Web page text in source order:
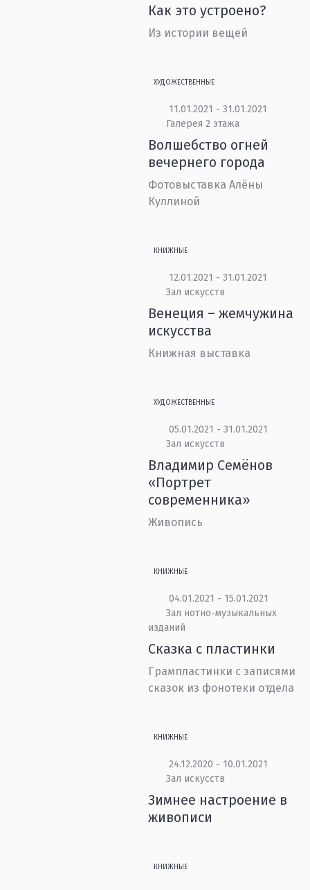
Как это устроено?
Из истории вещей
ХУДОЖЕСТВЕННЫЕ
11.01.2021 - 31.01.2021
Галерея 2 этажа
Волшебство огней
вечернего города
Фотовыставка Алёны
Куллиной
КНИЖНЫЕ
12.01.2021 - 31.01.2021
Зал искусств
Венеция – жемчужина
искусства
Книжная выставка
ХУДОЖЕСТВЕННЫЕ
05.01.2021 - 31.01.2021
Зал искусств
Владимир Семёнов
«Портрет
современника»
Живопись
КНИЖНЫЕ
04.01.2021 - 15.01.2021
Зал нотно-музыкальных
изданий
Сказка с пластинки
Грампластинки с записями
сказок из фонотеки отдела
КНИЖНЫЕ
24.12.2020 - 10.01.2021
Зал искусств
Зимнее настроение в
живописи
КНИЖНЫЕ